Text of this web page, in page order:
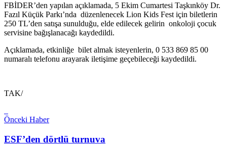
FBİDER’den yapılan açıklamada, 5 Ekim Cumartesi Taşkınköy Dr.
Fazıl Küçük Parkı’nda düzenlenecek Lion Kids Fest için biletlerin
250 TL’den satışa sunulduğu, elde edilecek gelirin onkoloji çocuk
servisine bağışlanacağı kaydedildi.
Açıklamada, etkinliğe bilet almak isteyenlerin, 0 533 869 85 00
numaralı telefonu arayarak iletişime geçebileceği kaydedildi.
TAK/
Önceki Haber
ESF’den dörtlü turnuva